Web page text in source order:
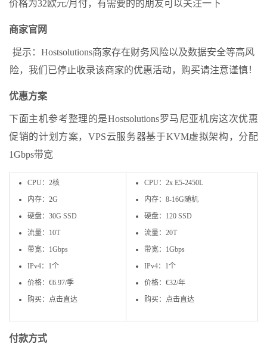
价格为32欧元/月付，有需要的的朋友可以关注一下
商家官网
提示：Hostsolutions商家存在财务风险以及数据安全等高风
险，我们已停止收录该商家的优惠活动，购买请注意谨慎！
优惠方案
下面主机参考整理的是Hostsolutions罗马尼亚机房这次优惠
促销的计划方案，VPS云服务器基于KVM虚拟架构，分配
1Gbps带宽
CPU：2核
内存：2G
硬盘：30G SSD
流量：10T
带宽：1Gbps
IPv4：1个
价格：€6.97/季
购买：点击直达
CPU：2x E5-2450L
内存：8-16G随机
硬盘：120 SSD
流量：20T
带宽：1Gbps
IPv4：1个
价格：€32/年
购买：点击直达
付款方式